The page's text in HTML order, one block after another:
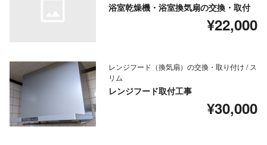
浴室乾燥機・浴室換気扇の交換・取付
¥22,000
レンジフード（換気扇）の交換・取り付け / ス
リム
レンジフード取付工事
¥30,000